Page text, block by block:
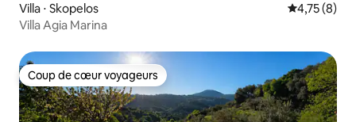
Villa ⋅ Skopelos Évaluation
4,75 (8)
Villa Agia Marina
Coup de cœur voyageurs
Coup de cœur voyageurs